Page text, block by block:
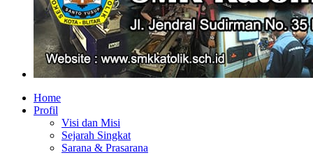
Home
Profil
Visi dan Misi
Sejarah Singkat
Sarana & Prasarana